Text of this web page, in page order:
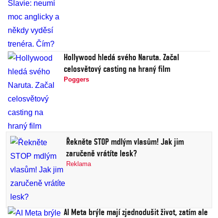
Hollywood hledá svého Naruta. Začal
celosvětový casting na hraný film
Poggers
Řekněte STOP mdlým vlasům! Jak jim
zaručeně vrátíte lesk?
Reklama
AI Meta brýle mají zjednodušit život, zatím ale